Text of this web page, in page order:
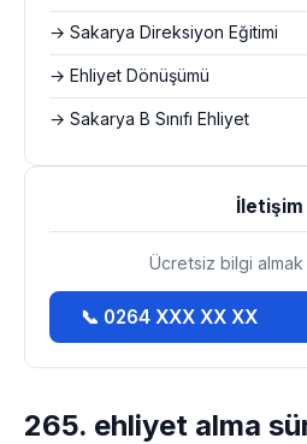
265. ehliyet alma
→ Sakarya Direksiyon Eğitimi
→ Ehliyet Dönüşümü
→ Sakarya B Sınıfı Ehliyet
İletişim
Ücretsiz bilgi almak
📞 0264 XXX XX XX